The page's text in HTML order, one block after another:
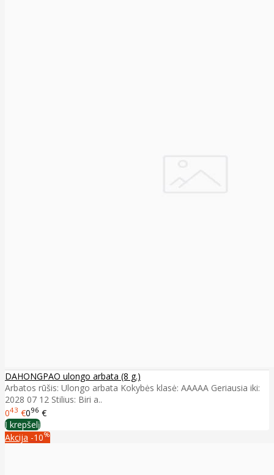
DAHONGPAO ulongo arbata (8 g.)
Arbatos rūšis: Ulongo arbata Kokybės klasė: AAAAA Geriausia iki:
2028 07 12 Stilius: Biri a..
043 €096 €
Į krepšelį
Akcija -10%